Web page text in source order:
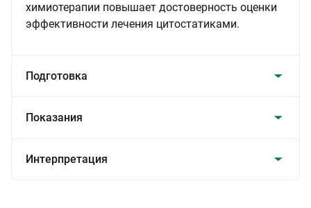
химиотерапии повышает достоверность оценки
эффективности лечения цитостатиками.
Подготовка
Показания
Интерпретация